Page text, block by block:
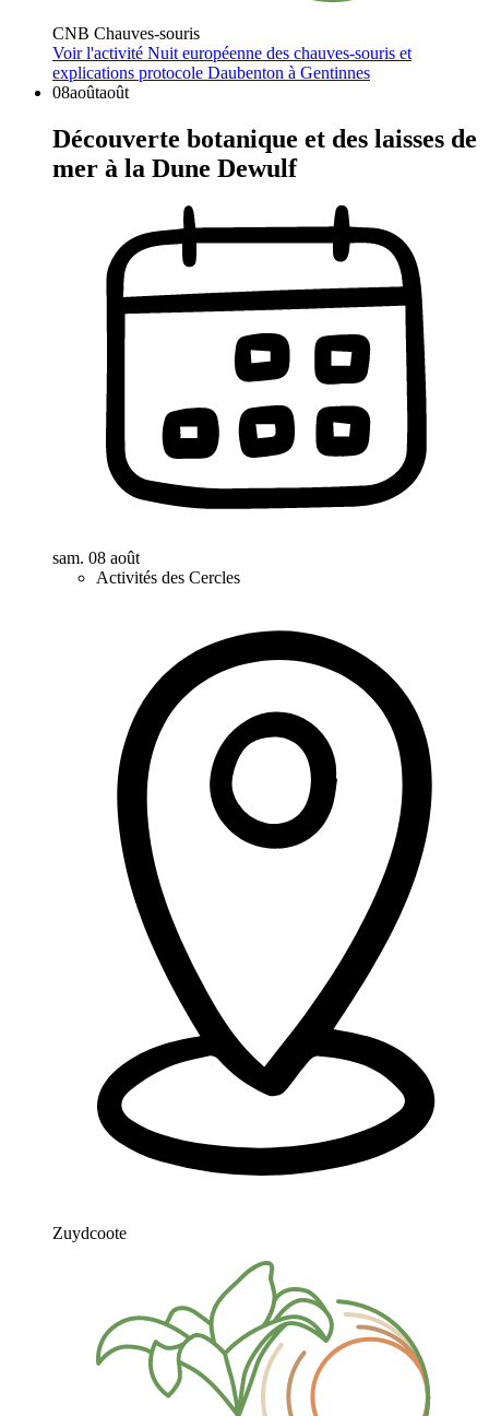
CNB Chauves-souris
Voir l'activité Nuit européenne des chauves-souris et
explications protocole Daubenton à Gentinnes
08aoûtaoût
Découverte botanique et des laisses de
mer à la Dune Dewulf
sam. 08 août
Activités des Cercles
Zuydcoote